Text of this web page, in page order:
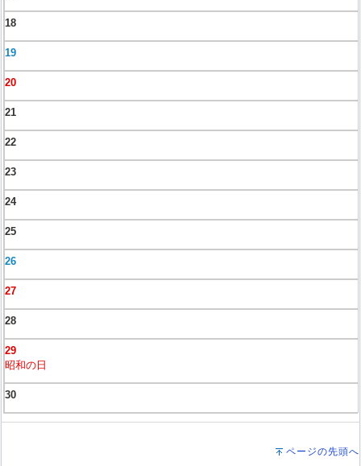
18
19
20
21
22
23
24
25
26
27
28
29
昭和の日
30
ページの先頭へ